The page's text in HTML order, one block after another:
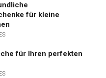
für kleine
für Ihren perfekten